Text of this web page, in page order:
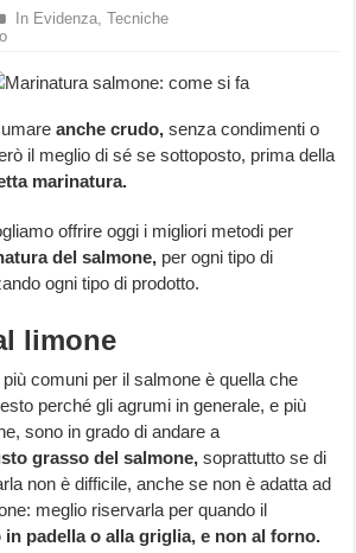
In Evidenza,Tecniche
anche crudo,senza condimenti o
il meglio di sé se sottoposto, prima della
marinatura.
offrire oggi i migliori metodi per
del salmone, per ogni tipo di
ogni tipo di prodotto.
limone
comuni per il salmone è quella che
perché gli agrumi in generale, e più
sono in grado di andare a
grasso del salmone,soprattutto se di
non è difficile, anche se non è adatta ad
meglio riservarla per quando il
in padella o alla griglia, e non al forno.